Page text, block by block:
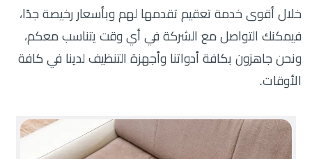
خلال أقوى خدمة تعقيم تقدمها لهم وبأسعار رخيصة جدًا،
فيمكنك التواصل مع الشركة في أي وقت يتناسب معكم،
ونحن جاهزون بكافة أدواتنا وأجهزة التنظيف لدينا في كافة
الأوقات.